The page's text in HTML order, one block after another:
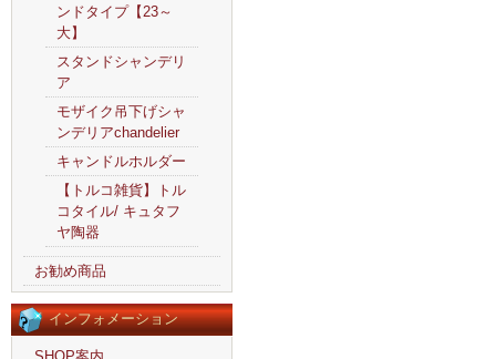
ンドタイプ【23～
大】
スタンドシャンデリ
ア
モザイク吊下げシャ
ンデリアchandelier
キャンドルホルダー
【トルコ雑貨】トル
コタイル/ キュタフ
ヤ陶器
お勧め商品
インフォメーション